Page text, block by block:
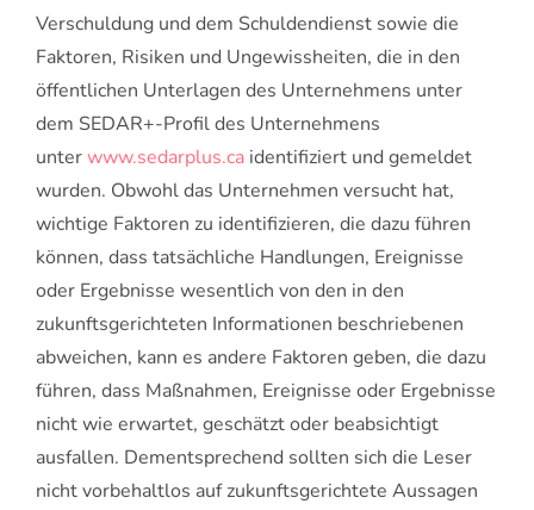
Verschuldung und dem Schuldendienst sowie die
Faktoren, Risiken und Ungewissheiten, die in den
öffentlichen Unterlagen des Unternehmens unter
dem SEDAR+-Profil des Unternehmens
unterwww.sedarplus.ca identifiziert und gemeldet
wurden. Obwohl das Unternehmen versucht hat,
wichtige Faktoren zu identifizieren, die dazu führen
können, dass tatsächliche Handlungen, Ereignisse
oder Ergebnisse wesentlich von den in den
zukunftsgerichteten Informationen beschriebenen
abweichen, kann es andere Faktoren geben, die dazu
führen, dass Maßnahmen, Ereignisse oder Ergebnisse
nicht wie erwartet, geschätzt oder beabsichtigt
ausfallen. Dementsprechend sollten sich die Leser
nicht vorbehaltlos auf zukunftsgerichtete Aussagen